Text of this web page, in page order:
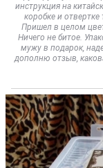
инструкция на
коробке и
Пришел в целом
Ничего не битое.
мужу в подарок,
дополню отзыв,